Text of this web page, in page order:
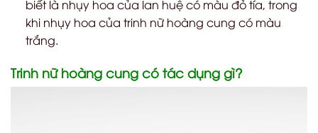
biết là nhụy hoa của lan huệ có màu đỏ tía, trong
khi nhụy hoa của trinh nữ hoàng cung có màu
trắng.
Trinh nữ hoàng cung có tác dụng gì?